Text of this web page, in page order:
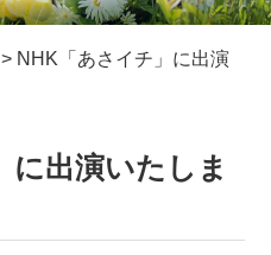
> NHK「あさイチ」に出演
出演いたしま